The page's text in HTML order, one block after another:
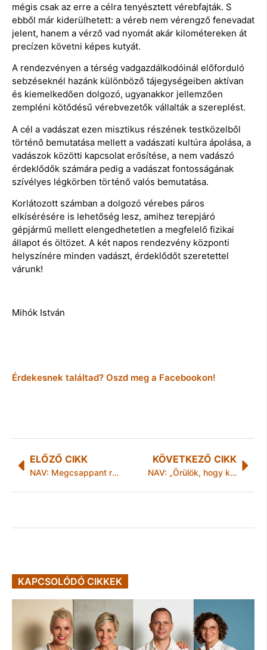
mégis csak az erre a célra tenyésztett vérebfajták. S
ebből már kiderülhetett: a véreb nem vérengző fenevadat
jelent, hanem a vérző vad nyomát akár kilométereken át
precízen követni képes kutyát.
A rendezvényen a térség vadgazdálkodóinál előforduló
sebzéseknél hazánk különböző tájegységeiben aktívan
és kiemelkedően dolgozó, ugyanakkor jellemzően
zempléni kötődésű vérebvezetők vállalták a szereplést.
A cél a vadászat ezen misztikus részének testközelből
történő bemutatása mellett a vadászati kultúra ápolása, a
vadászok közötti kapcsolat erősítése, a nem vadászó
érdeklődők számára pedig a vadászat fontosságának
szívélyes légkörben történő valós bemutatása.
Korlátozott számban a dolgozó vérebes páros
elkísérésére is lehetőség lesz, amihez terepjáró
gépjármű mellett elengedhetetlen a megfelelő fizikai
állapot és öltözet. A két napos rendezvény központi
helyszínére minden vadászt, érdeklődőt szeretettel
várunk!
Mihók István
Érdekesnek találtad? Oszd meg a Facebookon!
ELŐZŐ CIKK
NAV: Megcsappant rakomány
KÖVETKEZŐ CIKK
NAV: „Örülök, hogy kiderült”
KAPCSOLÓDÓ CIKKEK